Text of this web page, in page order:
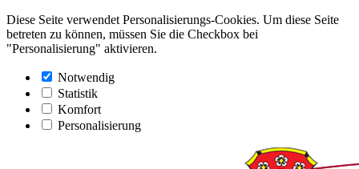
Diese Seite verwendet Personalisierungs-Cookies. Um diese Seite
betreten zu können, müssen Sie die Checkbox bei
"Personalisierung" aktivieren.
Notwendig
Statistik
Komfort
Personalisierung